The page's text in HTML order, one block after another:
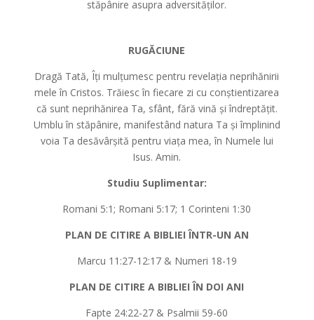
stăpânire asupra adversităților.
RUGĂCIUNE
Dragă Tată, Îți mulțumesc pentru revelația neprihănirii
mele în Cristos. Trăiesc în fiecare zi cu conștientizarea
că sunt neprihănirea Ta, sfânt, fără vină și îndreptățit.
Umblu în stăpânire, manifestând natura Ta și împlinind
voia Ta desăvârșită pentru viața mea, în Numele lui
Isus. Amin.
Studiu Suplimentar:
Romani 5:1; Romani 5:17; 1 Corinteni 1:30
PLAN DE CITIRE A BIBLIEI ÎNTR-UN AN
Marcu 11:27-12:17 & Numeri 18-19
PLAN DE CITIRE A BIBLIEI ÎN DOI ANI
Fapte 24:22-27 & Psalmii 59-60